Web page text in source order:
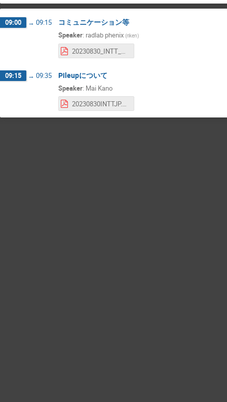
09:00 → 09:15 コミュニケーション等
Speaker: radlab phenix (riken)
20230830_INTT_JP_meeting.pdf
09:15 → 09:35 Pileupについて
Speaker: Mai Kano
20230830INTTJP.pdf